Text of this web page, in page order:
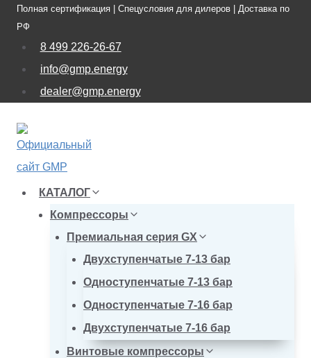
Перейти
содержимому
Полная сертификация | Спецусловия для дилеров | Доставка по
РФ
8 499 226-26-67
info@gmp.energy
dealer@gmp.energy
КАТАЛОГ
Компрессоры
Премиальная серия GX
Двухступенчатые 7-13 бар
Одноступенчатые 7-13 бар
Одноступенчатые 7-16 бар
Двухступенчатые 7-16 бар
Винтовые компрессоры